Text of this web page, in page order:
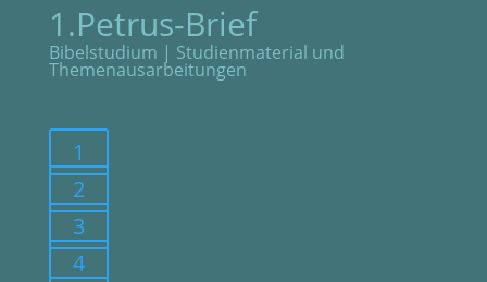
1.Petrus-Brief
Bibelstudium | Studienmaterial und
Themenausarbeitungen
1
2
3
4